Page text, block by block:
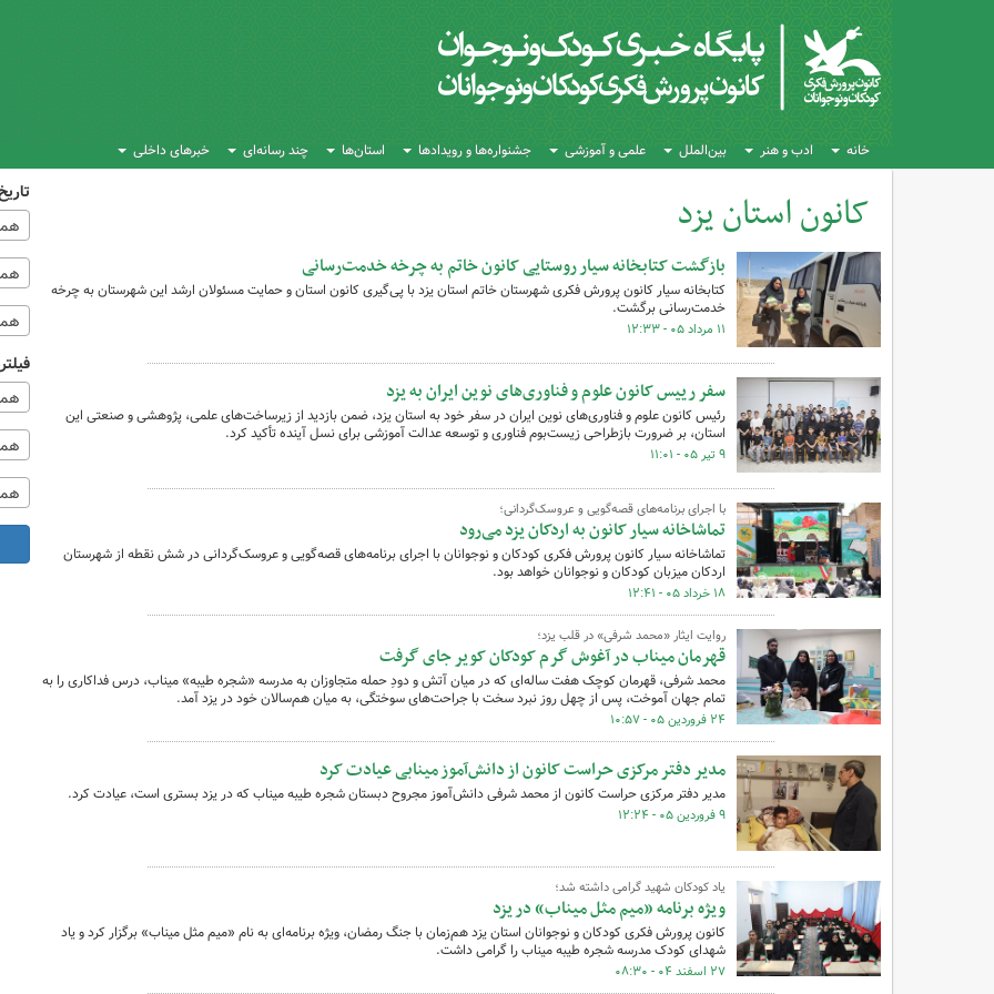
خانه ادب و هنر بین‌الملل علمی و آموزشی جشنواره‌ها و رویدادها استان‌ها چند رسانه‌ای خبرهای داخلی
کانون استان یزد
کل اخبار:74 بازگشت کتابخانه سیار روستایی کانون خاتم به چرخه خدمت‌رسانی
کتابخانه سیار کانون پرورش فکری شهرستان خاتم استان یزد با پی‌گیری کانون استان و حمایت مسئولان ارشد این شهرستان به چرخه
خدمت‌رسانی برگشت.
۱۱ مرداد ۰۵ - ۱۲:۳۳
سفر رییس کانون علوم و فناوری‌های نوین ایران به یزد
رئیس کانون علوم و فناوری‌های نوین ایران در سفر خود به استان یزد، ضمن بازدید از زیرساخت‌های علمی، پژوهشی و صنعتی این
استان، بر ضرورت بازطراحی زیست‌بوم فناوری و توسعه عدالت آموزشی برای نسل آینده تأکید کرد.
۹ تیر ۰۵ - ۱۱:۰۱
با اجرای برنامه‌های قصه‌گویی و عروسک‌گردانی؛
تماشاخانه سیار کانون به اردکان یزد می‌رود
تماشاخانه سیار کانون پرورش فکری کودکان و نوجوانان با اجرای برنامه‌های قصه‌گویی و عروسک‌گردانی در شش نقطه از شهرستان
اردکان میزبان کودکان و نوجوانان خواهد بود.
۱۸ خرداد ۰۵ - ۱۲:۴۱
روایت ایثار «محمد شرفی» در قلب یزد؛
قهرمان میناب در آغوش گرم کودکان کویر جای گرفت
محمد شرفی، قهرمان کوچک هفت ساله‌ای که در میان آتش و دودِ حمله متجاوزان به مدرسه «شجره طیبه» میناب، درس فداکاری را به
تمام جهان آموخت، پس از چهل روز نبرد سخت با جراحت‌های سوختگی، به میان هم‌سالان خود در یزد آمد.
۲۴ فروردین ۰۵ - ۱۰:۵۷
مدیر دفتر مرکزی حراست کانون از دانش‌آموز مینابی عیادت کرد
مدیر دفتر مرکزی حراست کانون از محمد شرفی دانش‌آموز مجروح دبستان شجره طیبه میناب که در یزد بستری است، عیادت کرد.
۹ فروردین ۰۵ - ۱۲:۲۴
یاد کودکان شهید گرامی داشته شد؛
ویژه برنامه «میم مثل میناب» در یزد
کانون پرورش فکری کودکان و نوجوانان استان یزد هم‌زمان با جنگ رمضان، ویژه برنامه‌ای به نام «میم مثل میناب» برگزار کرد و یاد
شهدای کودک مدرسه شجره طیبه میناب را گرامی داشت.
۲۷ اسفند ۰۴ - ۰۸:۳۰